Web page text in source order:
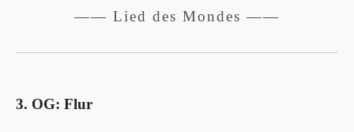
—— Lied des Mondes ——
3. OG: Flur